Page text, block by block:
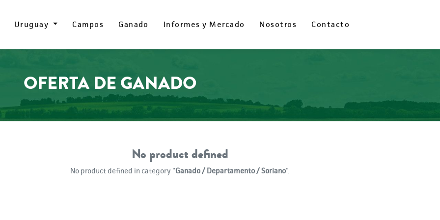
Uruguay Campos Ganado Informes y Mercado Nosotros Contacto
Uruguay Campos Ganado Informes y Mercado Nosotros Contacto
OFERTA DE GANADO
No product defined
No product defined in category "Ganado / Departamento / Soriano".